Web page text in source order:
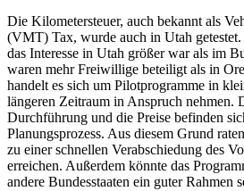
Die Kilometersteuer, auch bekannt als
(VMT) Tax, wurde auch in Utah getestet.
das Interesse in Utah größer war als im
waren mehr Freiwillige beteiligt als in
handelt es sich um Pilotprogramme in
längeren Zeitraum in Anspruch nehmen.
Durchführung und die Preise befinden
Planungsprozess. Aus diesem Grund
zu einer schnellen Verabschiedung des
erreichen. Außerdem könnte das
andere Bundesstaaten ein guter Rahmen